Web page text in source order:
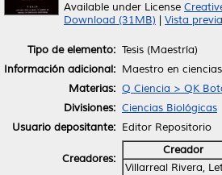
Available under License
Download (31MB)
Vista previa
Tipo de elemento: Tesis (Maestría)
Información adicional: Maestro en
Materias: Q Ciencia > QK
Divisiones: Ciencias Biológicas
Usuario depositante: Editor Repositorio
Creadores:
Creador
Villarreal Rivera,